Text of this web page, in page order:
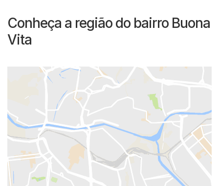
Conheça a região do bairro Buona
Vita